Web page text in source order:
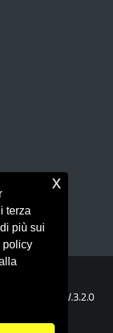
V.3.2.0
terza
più sui
policy
x